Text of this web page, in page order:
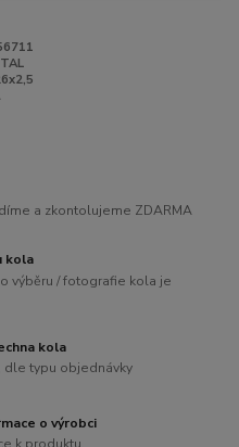
a zkontolujeme ZDARMA
kola
výběru / fotografie kola je
kola
dle typu objednávky
o výrobci